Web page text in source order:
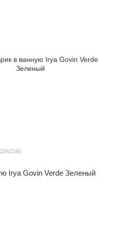
Irya Govin Verde Зеленый